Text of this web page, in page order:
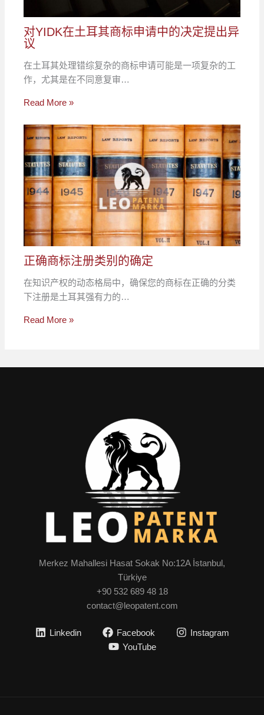
对YIDK在土耳其商标申请中的决定提出异
议
在土耳其处理错综复杂的商标申请可能是一项复杂的工
作，尤其是在不同意复审…
Read More »
正确商标注册类别的确定
在知识产权的动态格局中，确保您的商标在正确的分类
下注册是土耳其强有力的…
Read More »
Merkez Mahallesi Hasat Sokak No:12A İstanbul,
Türkiye
+90 532 689 48 18
contact@leopatent.com
Linkedin Facebook
Instagram
YouTube